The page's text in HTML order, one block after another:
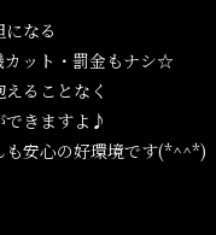
なる
カット・罰金もナシ☆
ることなく
できますよ♪
も安心の好環境です(*^^*)